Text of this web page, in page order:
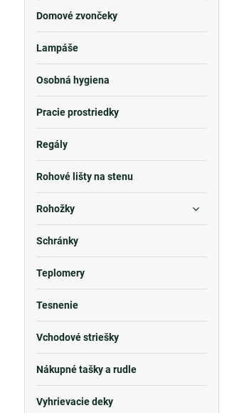
Domové zvončeky
Lampáše
Osobná hygiena
Pracie prostriedky
Regály
Rohové lišty na stenu
Rohožky
Schránky
Teplomery
Tesnenie
Vchodové striešky
Nákupné tašky a rudle
Vyhrievacie deky